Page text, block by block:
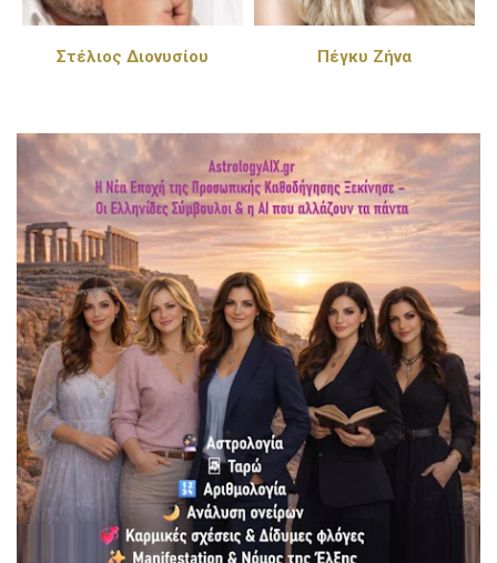
Στέλιος Διονυσίου Πέγκυ Ζήνα